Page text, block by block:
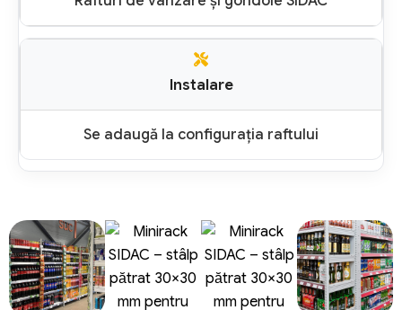
Instalare
Se adaugă la configurația raftului